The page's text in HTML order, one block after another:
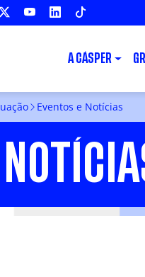
YOUTUBELINKEDIN
A CÁSPER
Eventos e Notícias